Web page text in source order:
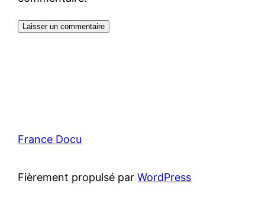
France Docu
Fièrement propulsé parWordPress